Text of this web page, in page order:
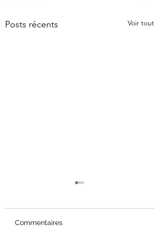
Posts récents Voir tout
Mantra
Commentaires